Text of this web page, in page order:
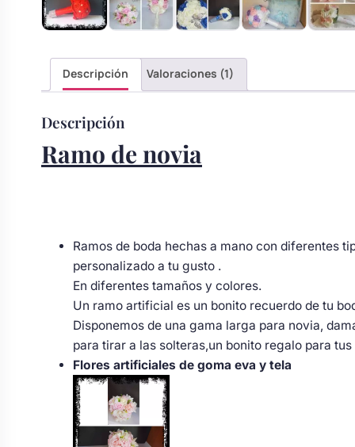
para arras
alianzas
y pala tarta
damas de honor
bebé boda
floral coche
Perchas de comunión
personalizadas
Rasca y Gana para Comunión:
Sorpresas y Diversión
Bolsos personalizados
Neceseres personalizados
Otros regalos
Descripción Valoraciones (1)
Descripción
Ramo de novia
Ramos de boda hechas a mano con diferentes
personalizado a tu gusto .
En diferentes tamaños y colores.
Un ramo artificial es un bonito recuerdo de tu
Disponemos de una gama larga para novia,
para tirar a las solteras,un bonito regalo para
Flores artificiales de goma eva y tela